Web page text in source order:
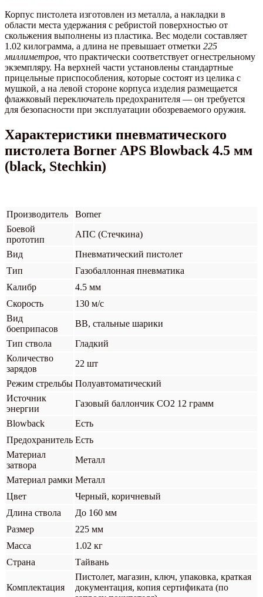
Корпус пистолета изготовлен из металла, а накладки в
области места удержания с ребристой поверхностью от
скольжения выполнены из пластика. Вес модели составляет
1.02 килограмма, а длина не превышает отметки 225
миллиметров, что практически соответствует огнестрельному
экземпляру. На верхней части установлены стандартные
прицельные приспособления, которые состоят из целика с
мушкой, а на левой стороне корпуса изделия размещается
флажковый переключатель предохранителя — он требуется
для безопасности при эксплуатации обозреваемого оружия.
Характеристики пневматического
пистолета Borner APS Blowback 4.5 мм
(black, Stechkin)
Производитель
Borner
Боевой
прототип
АПС (Стечкина)
Вид
Пневматический пистолет
Тип
Газобаллонная пневматика
Калибр
4.5 мм
Скорость
130 м/с
Вид
боеприпасов
BB, стальные шарики
Тип ствола
Гладкий
Количество
зарядов
22 шт
Режим стрельбы Полуавтоматический
Источник
энергии
Газовый баллончик CO2 12 грамм
Blowback
Есть
Предохранитель Есть
Материал
затвора
Металл
Материал рамки Металл
Цвет
Черный, коричневый
Длина ствола
До 160 мм
Размер
225 мм
Масса
1.02 кг
Страна
Тайвань
Комплектация
Пистолет, магазин, ключ, упаковка, краткая
документация, копия сертификата (по